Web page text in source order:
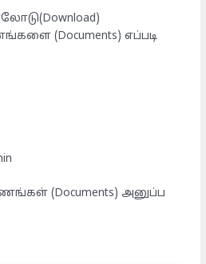
(Documents) எப்படி
(Documents) அனுப்ப